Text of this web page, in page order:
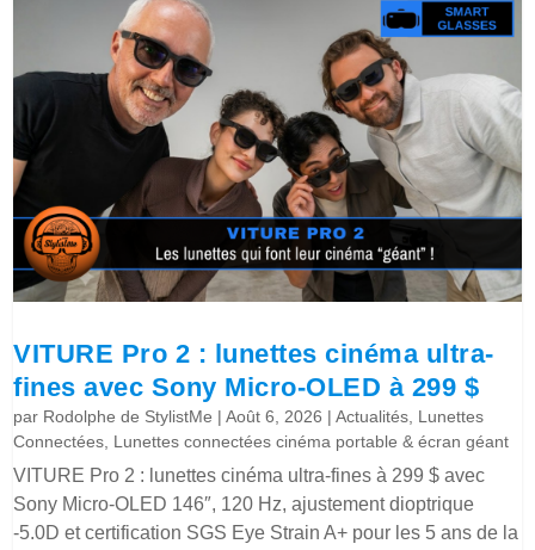
VITURE Pro 2 : lunettes cinéma ultra-
fines avec Sony Micro-OLED à 299 $
par Rodolphe de StylistMe |Août 6, 2026 |Actualités Lunettes
Connectées Lunettes connectées cinéma portable & écran géant
VITURE Pro 2 : lunettes cinéma ultra-fines à 299 $ avec
Sony Micro-OLED 146″, 120 Hz, ajustement dioptrique
-5.0D et certification SGS Eye Strain A+ pour les 5 ans de la